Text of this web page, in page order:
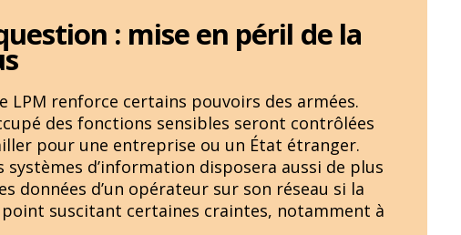
: mise en péril de la
LPM renforce certains pouvoirs des armées.
des fonctions sensibles seront contrôlées
pour une entreprise ou un État étranger.
systèmes d’information disposera aussi de plus
données d’un opérateur sur son réseau si la
suscitant certaines craintes, notamment à